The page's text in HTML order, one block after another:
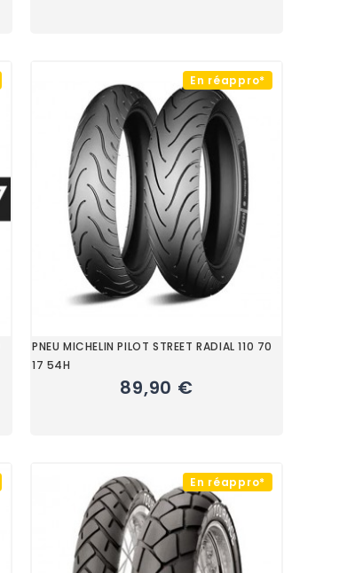
En réappro*
PNEU MICHELIN PILOT STREET RADIAL 110 70
17 54H
89,90 €
En réappro*